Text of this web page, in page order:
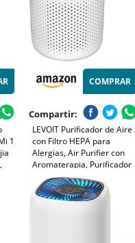
1
COMPRAR
Compartir:
LEVOIT Purificador de Aire
con Filtro HEPA para
Alergias, Air Purifier con
Aromaterapia, Purificador
Aire Silencioso 25dB, Bajo
Consumo de Energía de 7W,
Core Mini